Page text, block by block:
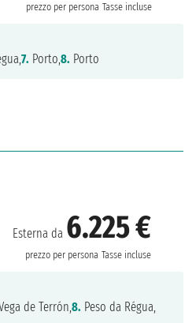
prezzo per persona Tasse incluse
7. Porto,8. Porto
Esterna da 6.225 €
prezzo per persona Tasse incluse
de Terrón,8. Peso da Régua,